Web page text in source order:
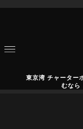
東京湾 チャーター
むなら